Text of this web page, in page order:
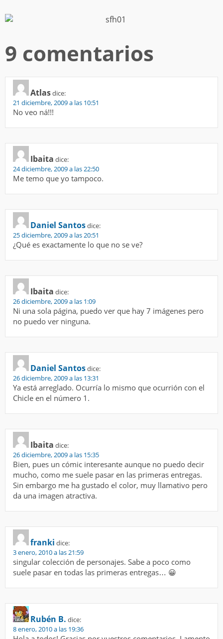
9 comentarios
Atlasdice:
21 diciembre, 2009 a las 10:51
No veo ná!!!
Ibaita dice:
24 diciembre, 2009 a las 22:50
Me temo que yo tampoco.
Daniel Santosdice:
25 diciembre, 2009 a las 20:51
¿Qué es exactamente lo que no se ve?
Ibaita dice:
26 diciembre, 2009 a las 1:09
Ni una sola página, puedo ver que hay 7 imágenes pero
no puedo ver ninguna.
Daniel Santosdice:
26 diciembre, 2009 a las 13:31
Ya está arreglado. Ocurría lo mismo que ocurrión con el
Chicle en el número 1.
Ibaita dice:
26 diciembre, 2009 a las 15:35
Bien, pues un cómic interesante aunque no puedo decir
mucho, como me suele pasar en las primeras entregas.
Sin embargo me ha gustado el color, muy llamativo pero
da una imagen atractiva.
franki dice:
3 enero, 2010 a las 21:59
singular colección de personajes. Sabe a poco como
suele pasar en todas las primeras entregas… 😀
Rubén B. dice:
8 enero, 2010 a las 19:36